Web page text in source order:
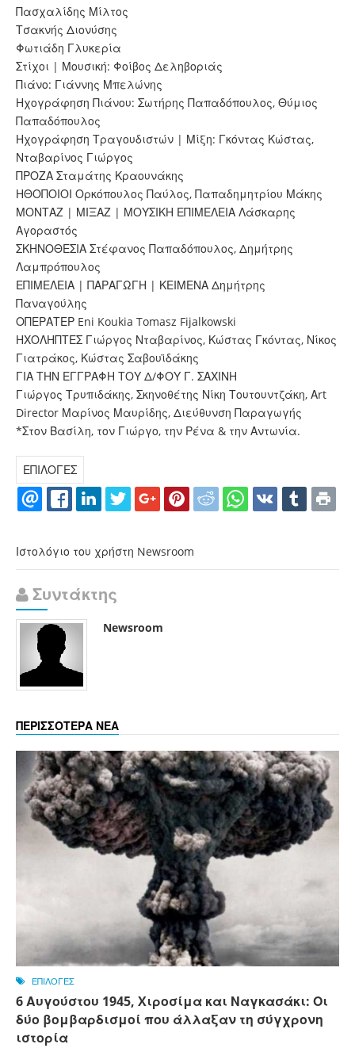
Πασχαλίδης Μίλτος
Τσακνής Διονύσης
Φωτιάδη Γλυκερία
Στίχοι | Μουσική: Φοίβος Δεληβοριάς
Πιάνο: Γιάννης Μπελώνης
Ηχογράφηση Πιάνου: Σωτήρης Παπαδόπουλος, Θύμιος
Παπαδόπουλος
Ηχογράφηση Τραγουδιστών | Μίξη: Γκόντας Κώστας,
Νταβαρίνος Γιώργος
ΠΡΟΖΑ Σταμάτης Κραουνάκης
ΗΘΟΠΟΙΟΙ Ορκόπουλος Παύλος, Παπαδημητρίου Μάκης
ΜΟΝΤΑΖ | ΜΙΞΑΖ | ΜΟΥΣΙΚΗ ΕΠΙΜΕΛΕΙΑ Λάσκαρης
Αγοραστός
ΣΚΗΝΟΘΕΣΙΑ Στέφανος Παπαδόπουλος, Δημήτρης
Λαμπρόπουλος
ΕΠΙΜΕΛΕΙΑ | ΠΑΡΑΓΩΓΗ | ΚΕΙΜΕΝΑ Δημήτρης
Παναγούλης
ΟΠΕΡΑΤΕΡ Eni Koukia Tomasz Fijalkowski
ΗΧΟΛΗΠΤΕΣ Γιώργος Νταβαρίνος, Κώστας Γκόντας, Νίκος
Γιατράκος, Κώστας Σαβουϊδάκης
ΓΙΑ ΤΗΝ ΕΓΓΡΑΦΗ ΤΟΥ Δ/ΦΟΥ Γ. ΣΑΧΙΝΗ
Γιώργος Τρυπιδάκης, Σκηνοθέτης Νίκη Τουτουντζάκη, Αrt
Director Μαρίνος Μαυρίδης, Διεύθυνση Παραγωγής
*Στον Βασίλη, τον Γιώργο, την Ρένα & την Αντωνία.
ΕΠΙΛΟΓΕΣ
Ιστολόγιο του χρήστη Newsroom
Συντάκτης
Newsroom
ΠΕΡΙΣΣΟΤΕΡΑ ΝΕΑ
ΕΠΙΛΟΓΕΣ
6 Αυγούστου 1945, Xιροσίμα και Ναγκασάκι: Οι
δύο βομβαρδισμοί που άλλαξαν τη σύγχρονη
ιστορία